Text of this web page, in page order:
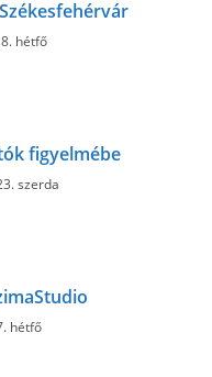
hétfő
figyelmébe
szerda
hétfő